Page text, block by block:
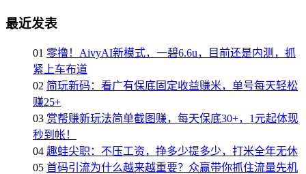
最近发表
01 零撸！AivyAI新模式，一碧6.6u，目前还是内测，抓
紧上车布道
02 简玩新码：看广有保底固定收益赚米，单号每天轻松
赚25+
03 赏帮赚新玩法简单截图赚，每天保底30+，1元起体现
秒到帐！
04 趣蛙尖职：不压工资，挣多少提多少，打米全年无休
05 首码引流为什么越来越重要？众赢带你抓住流量先机